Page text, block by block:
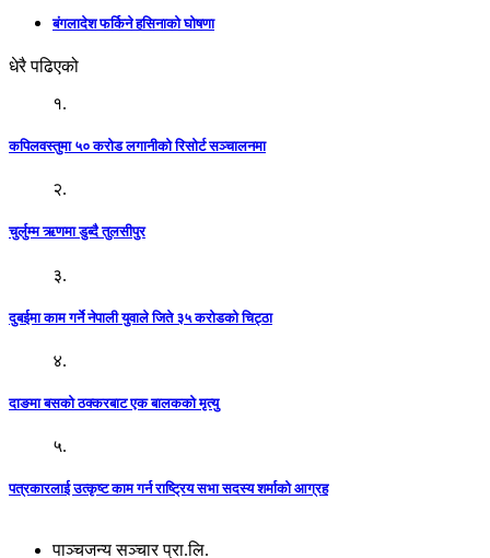
बंगलादेश फर्किने हसिनाको घोषणा
धेरै पढिएको
१.
कपिलवस्तुमा ५० करोड लगानीको रिसोर्ट सञ्चालनमा
२.
चुर्लुम्म ऋणमा डुब्दै तुलसीपुर
३.
दुबईमा काम गर्ने नेपाली युवाले जिते ३५ करोडको चिट्ठा
४.
दाङमा बसको ठक्करबाट एक बालकको मृत्यु
५.
पत्रकारलाई उत्कृष्ट काम गर्न राष्ट्रिय सभा सदस्य शर्माको आग्रह
पाञ्चजन्य सञ्चार प्रा.लि.